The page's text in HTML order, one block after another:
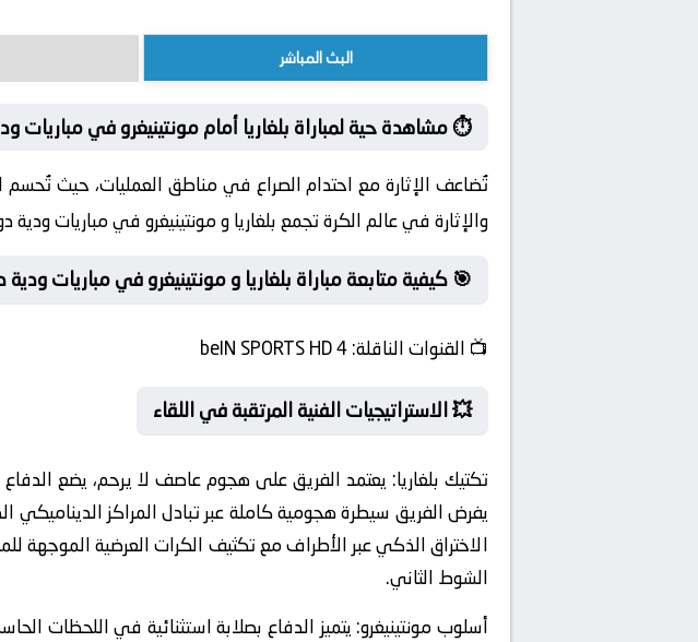
البث المباشر
⏱️ مشاهدة حية لمباراة بلغاريا أمام مونتينيغرو في مباريات
تُضاعف الإثارة مع احتدام الصراع في مناطق العمليات، حيث تُحسم
والإثارة في عالم الكرة تجمع بلغاريا و مونتينيغرو في مباريات ودية
🎯 كيفية متابعة مباراة بلغاريا و مونتينيغرو في مباريات ودية
📺 القنوات الناقلة:
💥 الاستراتيجيات الفنية المرتقبة في اللقاء
تكتيك بلغاريا: يعتمد الفريق على هجوم عاصف لا يرحم، يضع
يفرض الفريق سيطرة هجومية كاملة عبر تبادل المراكز الديناميكي
الاختراق الذكي عبر الأطراف مع تكثيف الكرات العرضية الموجهة
الشوط الثاني.
أسلوب مونتينيغرو: يتميز الدفاع بصلابة استثنائية في اللحظات